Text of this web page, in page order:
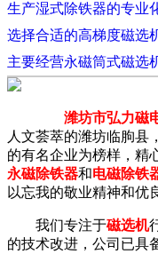
生产湿式除铁器的专业
选择合适的高梯度磁选
主要经营永磁筒式磁选
潍坊市弘力磁
人文荟萃的潍坊临朐县
的有名企业为榜样，精
永磁除铁器和电磁除铁
以忘我的敬业精神和优
我们专注于磁选机
的技术改进，公司已具